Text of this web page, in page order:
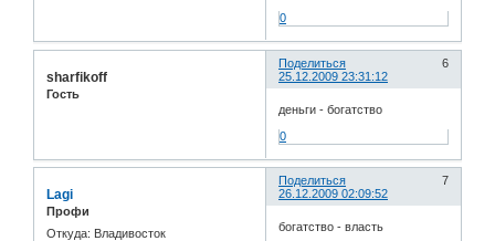
0
Поделиться
6
25.12.2009 23:31:12
sharfikoff
Гость
деньги - богатство
0
Поделиться
7
26.12.2009 02:09:52
Lagi
Профи
Откуда: Владивосток
богатство - власть